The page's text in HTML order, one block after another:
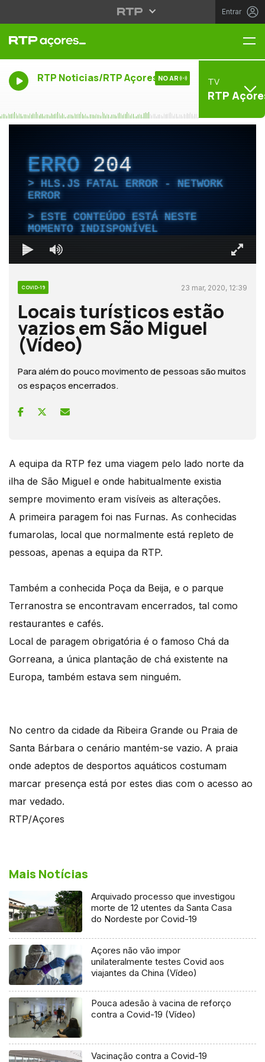
Entrar
RTP Noticias/RTP Açores NO AR TV
RTP
ERRO204
HLS.JS FATAL ERROR - NETWORK
ERROR
ESTE CONTEÚDO ESTÁ NESTE
MOMENTO INDISPONÍVEL
COVID-19 23 mar, 2020, 12:39
Locais turísticos estão
vazios em São Miguel
(Vídeo)
Para além do pouco movimento de pessoas são muitos
os espaços encerrados.
A equipa da RTP fez uma viagem pelo lado norte da
ilha de São Miguel e onde habitualmente existia
sempre movimento eram visíveis as alterações.
A primeira paragem foi nas Furnas. As conhecidas
fumarolas, local que normalmente está repleto de
pessoas, apenas a equipa da RTP.
Também a conhecida Poça da Beija, e o parque
Terranostra se encontravam encerrados, tal como
restaurantes e cafés.
Local de paragem obrigatória é o famoso Chá da
Gorreana, a única plantação de chá existente na
Europa, também estava sem ninguém.
No centro da cidade da Ribeira Grande ou Praia de
Santa Bárbara o cenário mantém-se vazio. A praia
onde adeptos de desportos aquáticos costumam
marcar presença está por estes dias com o acesso ao
mar vedado.
RTP/Açores
Mais Notícias
Arquivado processo que investigou
morte de 12 utentes da Santa Casa
do Nordeste por Covid-19
Açores não vão impor
unilateralmente testes Covid aos
viajantes da China (Vídeo)
Pouca adesão à vacina de reforço
contra a Covid-19 (Vídeo)
Vacinação contra a Covid-19